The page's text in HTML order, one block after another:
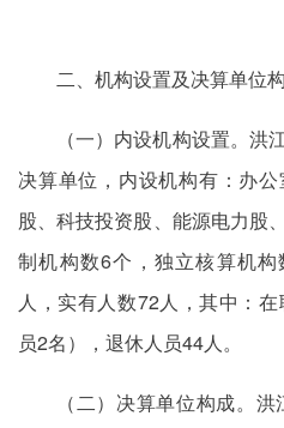
二、机构设置及决算单位
（一）内设机构设置。洪
决算单位，内设机构有：办
股、科技投资股、能源电力股
制机构数6个，独立核算机
人，实有人数72人，其中：
员2名），退休人员44人。
（二）决算单位构成。